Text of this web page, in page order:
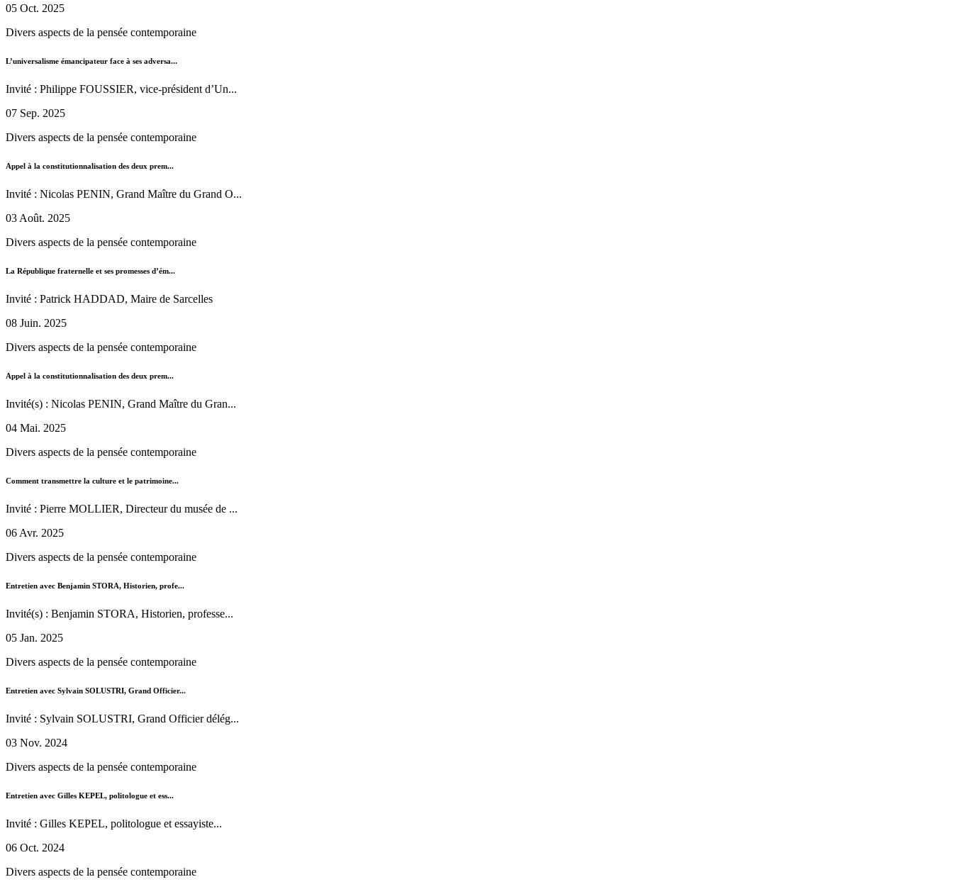
05 Oct. 2025
Divers aspects de la pensée contemporaine
L’universalisme émancipateur face à ses adversa...
Invité : Philippe FOUSSIER, vice-président d’Un...
07 Sep. 2025
Divers aspects de la pensée contemporaine
Appel à la constitutionnalisation des deux prem...
Invité : Nicolas PENIN, Grand Maître du Grand O...
03 Août. 2025
Divers aspects de la pensée contemporaine
La République fraternelle et ses promesses d’ém...
Invité : Patrick HADDAD, Maire de Sarcelles
08 Juin. 2025
Divers aspects de la pensée contemporaine
Appel à la constitutionnalisation des deux prem...
Invité(s) : Nicolas PENIN, Grand Maître du Gran...
04 Mai. 2025
Divers aspects de la pensée contemporaine
Comment transmettre la culture et le patrimoine...
Invité : Pierre MOLLIER, Directeur du musée de ...
06 Avr. 2025
Divers aspects de la pensée contemporaine
Entretien avec Benjamin STORA, Historien, profe...
Invité(s) : Benjamin STORA, Historien, professe...
05 Jan. 2025
Divers aspects de la pensée contemporaine
Entretien avec Sylvain SOLUSTRI, Grand Officier...
Invité : Sylvain SOLUSTRI, Grand Officier délég...
03 Nov. 2024
Divers aspects de la pensée contemporaine
Entretien avec Gilles KEPEL, politologue et ess...
Invité : Gilles KEPEL, politologue et essayiste...
06 Oct. 2024
Divers aspects de la pensée contemporaine